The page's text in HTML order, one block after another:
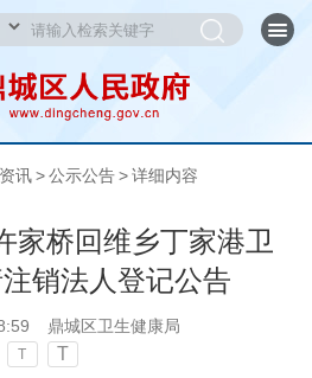
讯 > 公示公告 > 详细内容
家桥回维乡丁家港卫
销法人登记公告
鼎城区卫生健康局
T T